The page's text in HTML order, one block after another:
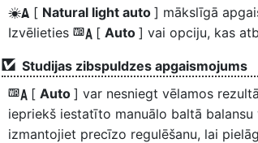
D [ Natural light auto ] mākslīgā
Izvēlieties 4 [ Auto ] vai opciju, kas
Studijas zibspuldzes apgaismojums
4 [ Auto ] var nesniegt vēlamos
iepriekš iestatīto manuālo baltā
izmantojiet precīzo regulēšanu, lai